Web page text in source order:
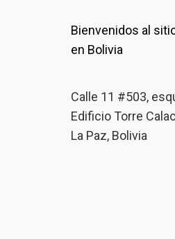
Bienvenidos al
en Bolivia
Calle 11 #503,
Edificio Torre
La Paz, Bolivia